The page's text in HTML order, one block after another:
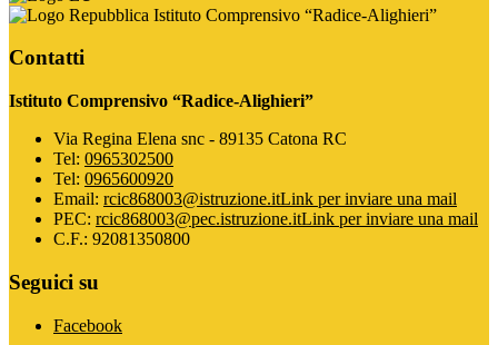
Istituto Comprensivo “Radice-Alighieri”
Contatti
Istituto Comprensivo “Radice-Alighieri”
Via Regina Elena snc - 89135 Catona RC
Tel: 0965302500
Tel: 0965600920
Email: rcic868003@istruzione.itLink per inviare una mail
PEC: rcic868003@pec.istruzione.itLink per inviare una mail
C.F.: 92081350800
Seguici su
Facebook